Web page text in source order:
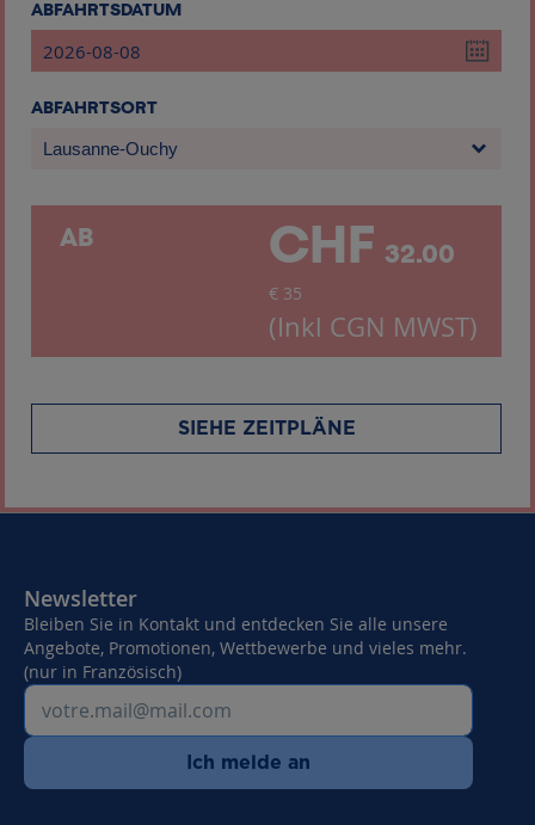
ABFAHRTSORT
Lausanne-Ouchy
ABFAHRTSDATUM
AB CHF 32.00
€ 35
(Inkl CGN MWST)
SIEHE ZEITPLÄNE
Newsletter
Bleiben Sie in Kontakt und entdecken Sie alle unsere
Angebote, Promotionen, Wettbewerbe und vieles mehr.
(nur in Französisch)
Ich melde an